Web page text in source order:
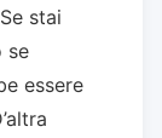
stai
se
essere